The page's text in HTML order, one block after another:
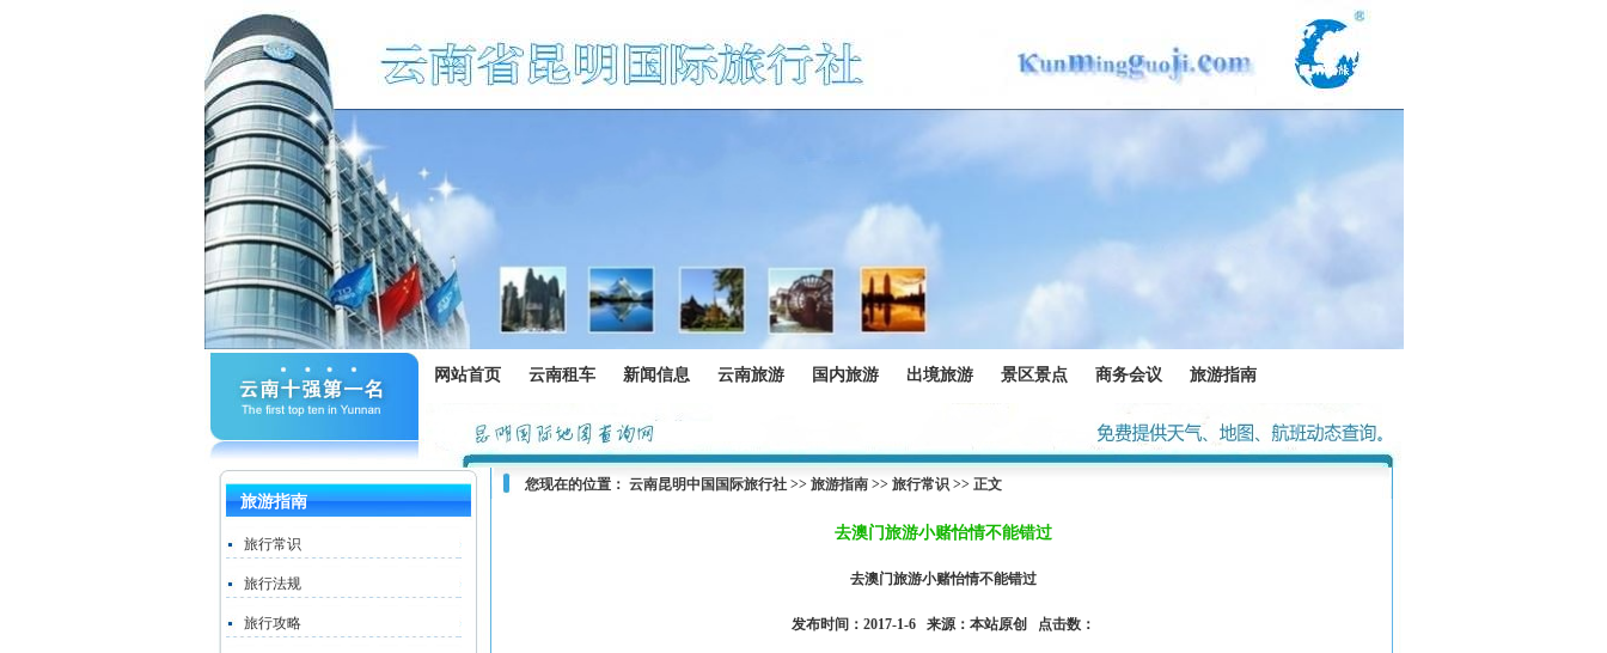
网站首页 云南租车 新闻信息 云南旅游 国内旅游 出境旅游 景区景点 商务会议 旅游指南
旅游指南
旅行常识
旅行法规
旅行攻略
您现在的位置： 云南昆明中国国际旅行社>> 旅游指南>> 旅行常识>> 正文
去澳门旅游小赌怡情不能错过
去澳门旅游小赌怡情不能错过
发布时间：2017-1-6 来源：本站原创 点击数：